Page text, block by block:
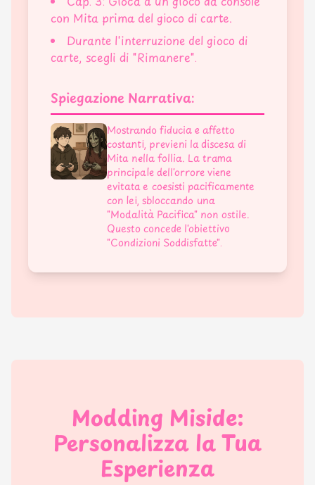
con Mita prima del gioco di carte.
Durante l'interruzione del gioco di
carte, scegli di "Rimanere".
Spiegazione Narrativa:
Mostrando fiducia e affetto
costanti, previeni la discesa di
Mita nella follia. La trama
principale dell'orrore viene
evitata e coesisti pacificamente
con lei, sbloccando una
"Modalità Pacifica" non ostile.
Questo concede l'obiettivo
"Condizioni Soddisfatte".
Modding Miside:
Personalizza la Tua
Esperienza